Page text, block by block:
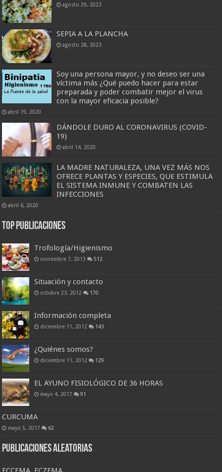
agosto 29, 2023
SEPIA A LA PLANCHA
agosto 28, 2023
Soy una persona mayor, y no deseo ser una
víctima más ¿Qué puedo hacer para estar
preparada y poder combatir mejor el virus
con la mayor eficacia posible?
abril 19, 2020
DÁNDOLE DURO AL CORONAVIRUS (COVID-
19)
abril 14, 2020
LA MADRE NATURALEZA, UNA VEZ MÁS NOS
OFRECE PLANTAS Y ESPECIES, QUE ESTIMULA
EL SISTEMA INMUNE Y COMBATEN LAS
INFECCIONES
abril 6, 2020
Top Publicaciones
Trofología/Higienismo
noviembre 7, 2013 512
Situación y contacto
octubre 23, 2012 170
Información completa
diciembre 11, 2012 143
¿Quiénes somos?
diciembre 11, 2012 129
EL AYUNO FISIOLÓGICO DE 36 HORAS
mayo 4, 2017 91
CURCUMA
mayo 5, 2017 62
Publicaciones Aleatorias